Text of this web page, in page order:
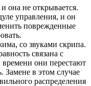
она не открывается.
управления, и он
поврежденные
со звуками скрипа.
связана с
они перестают
Замене в этом случае
распределения